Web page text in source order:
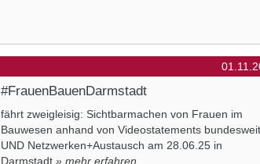
#FrauenBauenDarmstadt
fährt zweigleisig: Sichtbarmachen von Frauen im
Bauwesen anhand von Videostatements bundesweit
UND Netzwerken+Austausch am 28.06.25 in
Darmstadt » mehr erfahren